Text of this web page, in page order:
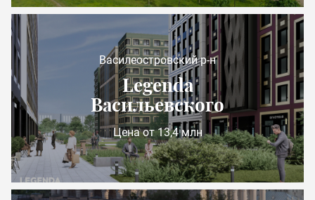
Василеостровский р-н
Legenda
Васильевского
Цена от 13,4 млн